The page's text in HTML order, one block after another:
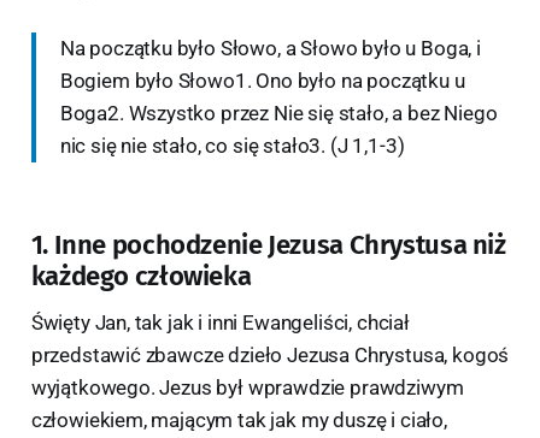
Na początku było Słowo, a Słowo było u Boga, i
Bogiem było Słowo1. Ono było na początku u
Boga2. Wszystko przez Nie się stało, a bez Niego
nic się nie stało, co się stało3. (J 1,1-3)
1. Inne pochodzenie Jezusa Chrystusa niż
każdego człowieka
Święty Jan, tak jak i inni Ewangeliści, chciał
przedstawić zbawcze dzieło Jezusa Chrystusa, kogoś
wyjątkowego. Jezus był wprawdzie prawdziwym
człowiekiem, mającym tak jak my duszę i ciało,